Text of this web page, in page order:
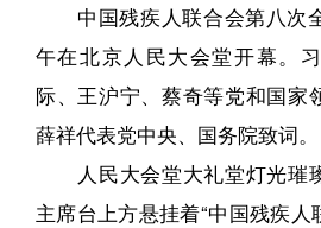
中国残疾人联合会第八次
午在北京人民大会堂开幕。
际、王沪宁、蔡奇等党和国家
薛祥代表党中央、国务院致词。
人民大会堂大礼堂灯光璀璨
主席台上方悬挂着“中国残疾